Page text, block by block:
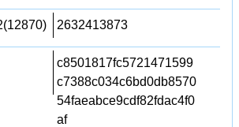
2632413873
c8501817fc5721471599
c7388c034c6bd0db8570
54faeabce9cdf82fdac4f0
af